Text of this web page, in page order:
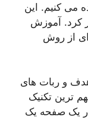
می کنیم. این
کرد. آموزش
از روش
و ربات های
ترین تکنیک
یک صفحه یک